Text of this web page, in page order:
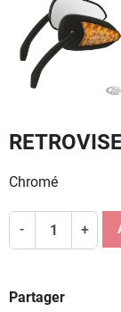
Chromé
- +
Partager